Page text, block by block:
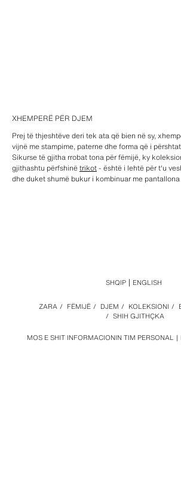
XHEMPERË PËR DJEM
Prej të thjeshtëve deri tek ata që bien në sy,
vijnë me stampime, paterne dhe forma që i
Sikurse të gjitha rrobat tona për fëmijë, ky
gjithashtu përfshinëtrikot- është i lehtë për t'u
dhe duket shumë bukur i kombinuar me
MOS E SHIT INFORMACIONIN TIM PERSONAL
ZARA / FËMIJË / DJEM / KOLEKSIONI /
/ SHIH GJITHÇKA
SHQIP ENGLISH